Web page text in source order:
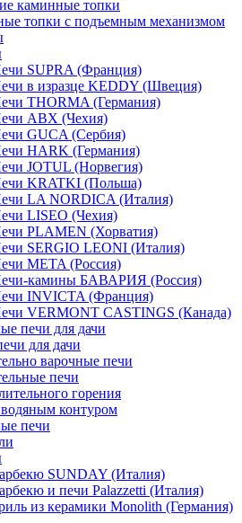
каминные топки
топки с подъемным механизмом
SUPRA (Франция)
в изразце KEDDY (Швеция)
THORMA (Германия)
ABX (Чехия)
GUCA (Сербия)
HARK (Германия)
JOTUL (Норвегия)
KRATKI (Польша)
LA NORDICA (Италия)
LISEO (Чехия)
PLAMEN (Хорватия)
SERGIO LEONI (Италия)
META (Россия)
камины БАВАРИЯ (Россия)
INVICTA (Франция)
VERMONT CASTINGS (Канада)
печи для дачи
для дачи
варочные печи
печи
горения
контуром
печи
SUNDAY (Италия)
и печи Palazzetti (Италия)
из керамики Monolith (Германия)